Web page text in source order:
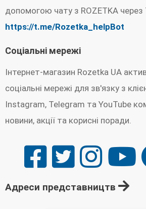
допомогою чату з ROZETKA через
https://t.me/Rozetka_helpBot
Соціальні мережі
Інтернет-магазин Rozetka UA
соціальні мережі для зв'язку з
Instagram, Telegram та YouTube
новини, акції та корисні поради.
Адреси представництв